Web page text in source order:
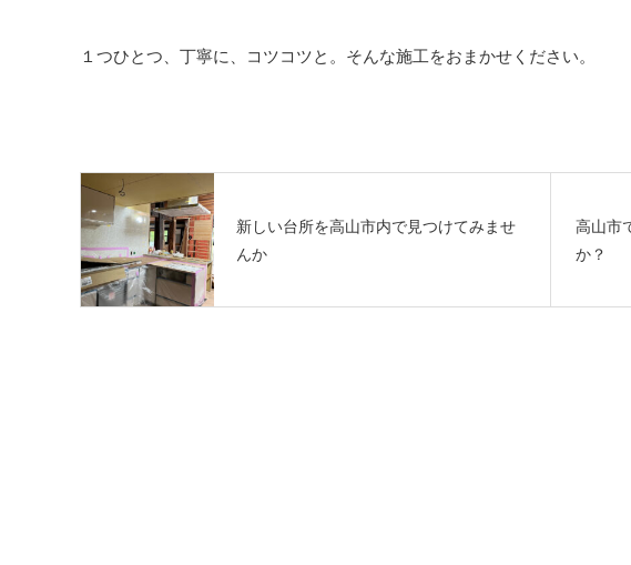
１つひとつ、丁寧に、コツコツと。そんな施工をおまかせください。
新しい台所を高山市内で見つけてみませ
んか
高山市
か？